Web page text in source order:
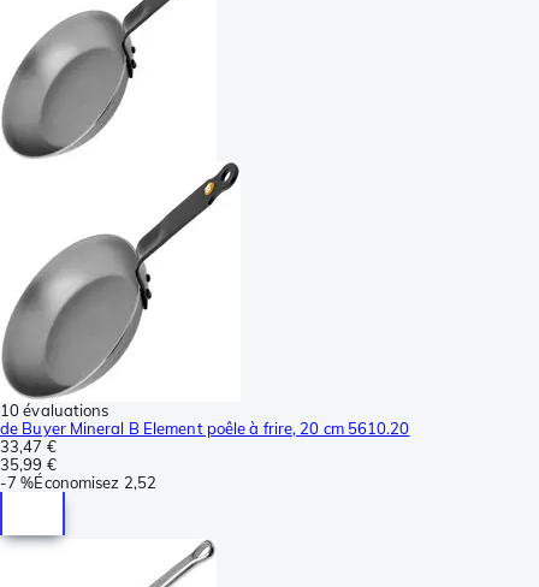
10 évaluations
de Buyer Mineral B Element poêle à frire, 20 cm 5610.20
33,47 €
35,99 €
-7 %Économisez 2,52